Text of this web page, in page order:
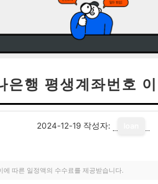
은행 평생계좌번호
2024-12-19 작성자:
따른 일정액의 수수료를 제공받습니다.